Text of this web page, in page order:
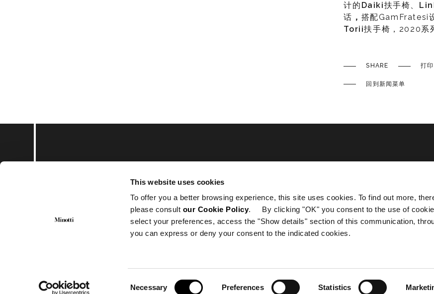
This website uses cookies
To offer you a better browsing experience, this site uses cookies. To find out more,
please consult our Cookie Policy. By clicking "OK" you consent to the use of
select your preferences, access the "Show details" section of this communication,
you can express or deny your consent to the indicated cookies.
Necessary Preferences Statistics
计的 Daiki扶手椅、
话 ， 搭配GamFratesi
Torii扶手椅，2020系
SHARE 打印
回到新闻菜单
订阅实时资讯
CF.: 00593650153 | P.I.: 00683370969
Cap. Soc. 1.000.000€ i.v.